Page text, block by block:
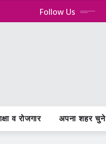
Follow Us
व रोजगार अपना शहर चुने